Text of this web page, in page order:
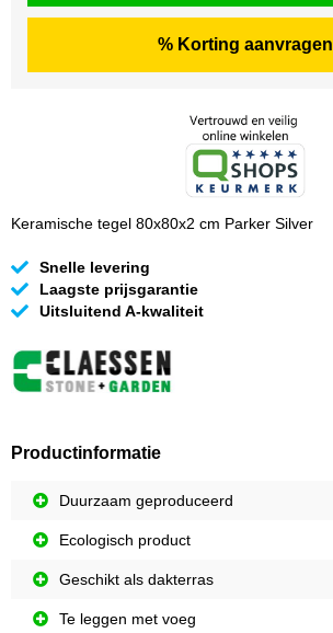
% Korting aanvragen
Keramische tegel 80x80x2 cm Parker Silver
Snelle levering
Laagste prijsgarantie
Uitsluitend A-kwaliteit
Productinformatie
Duurzaam geproduceerd
Ecologisch product
Geschikt als dakterras
Te leggen met voeg